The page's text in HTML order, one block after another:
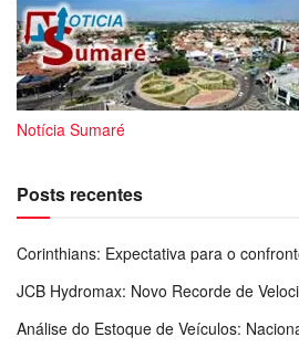
Notícia Sumaré
Posts recentes
Corinthians: Expectativa para o
JCB Hydromax: Novo Recorde de
Análise do Estoque de Veículos: